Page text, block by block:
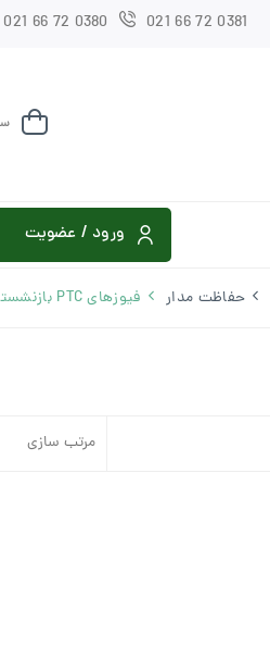
021 66 72 0380 021 66 72 0381
ورود / عضویت
حفاظت مدار فیوزهای PTC بازنشستنی